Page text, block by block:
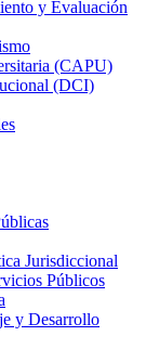
y Evaluación
(CAPU)
(DCI)
Jurisdiccional
Públicos
y Desarrollo